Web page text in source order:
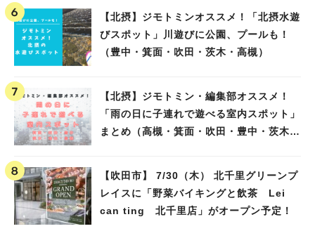
【北摂】ジモトミンオススメ！「北摂水遊
びスポット」川遊びに公園、プールも！
（豊中・箕面・吹田・茨木・高槻）
【北摂】ジモトミン・編集部オススメ！
「雨の日に子連れで遊べる室内スポット」
まとめ（高槻・箕面・吹田・豊中・茨木・
【吹田市】 7/30（木） 北千里グリーンプ
レイスに「野菜バイキングと飲茶 Lei
can ting 北千里店」がオープン予定！